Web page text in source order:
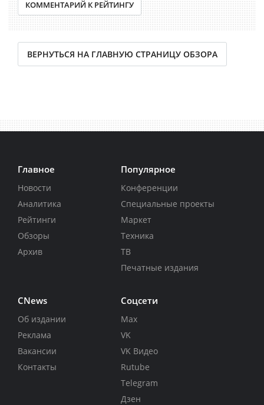
КОММЕНТАРИЙ К РЕЙТИНГУ
ВЕРНУТЬСЯ НА ГЛАВНУЮ СТРАНИЦУ ОБЗОРА
Главное
Новости
Аналитика
Рейтинги
Обзоры
Архив
Популярное
Конференции
Специальные проекты
Маркет
Техника
ТВ
Печатные издания
CNews
Об издании
Реклама
Вакансии
Контакты
Соцсети
Max
VK
VK Видео
Rutube
Telegram
Дзен